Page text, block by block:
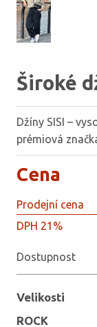
Široké
Džíny SISI –
prémiová
Cena
Prodejní cena
DPH 21%
Dostupnost
Velikosti
ROCK